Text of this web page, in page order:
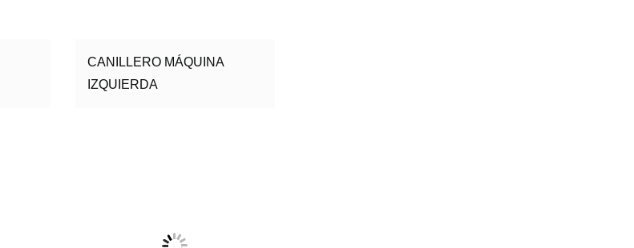
CANILLERO MÁQUINA
IZQUIERDA